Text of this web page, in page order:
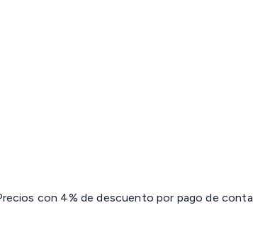
con 4% de descuento por pago de